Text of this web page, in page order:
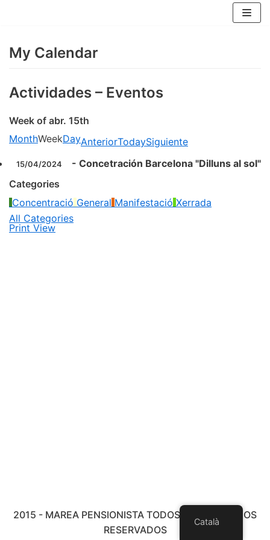
content
My Calendar
Actividades – Eventos
Week of abr. 15th
MonthWeekDayAnteriorTodaySiguiente
15/04/2024 - Concetración Barcelona "Dilluns al sol"
Categories
Concentració General Manifestació Xerrada
All Categories
Print View
2015 - MAREA PENSIONISTA TODOS LOS DERECHOS
RESERVADOS
Català